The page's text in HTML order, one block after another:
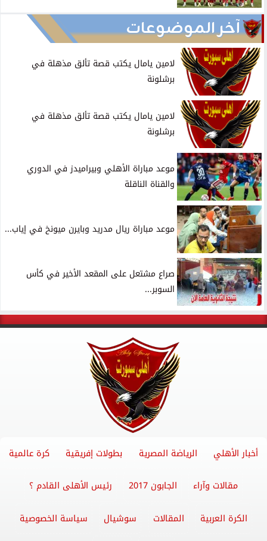
آخر الموضوعات
لامين يامال يكتب قصة تألق مذهلة في
برشلونة
لامين يامال يكتب قصة تألق مذهلة في
برشلونة
موعد مباراة الأهلي وبيراميدز في الدوري
والقناة الناقلة
موعد مباراة ريال مدريد وبايرن ميونخ في إياب...
صراع مشتعل على المقعد الأخير في كأس
السوبر...
أخبار الأهلي الرياضة المصرية بطولات إفريقية كرة عالمية
مقالات وآراء الجابون 2017 رئيس الأهلى القادم ؟
الكرة العربية المقالات سوشيال سياسة الخصوصية